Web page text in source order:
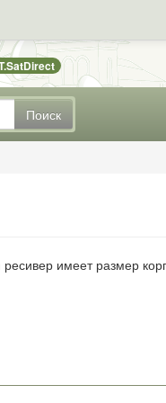
Поиск
имеет размер